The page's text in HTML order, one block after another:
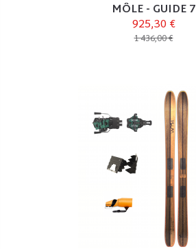
MÔLE - GUIDE 7
925,30 €
1 436,00 €